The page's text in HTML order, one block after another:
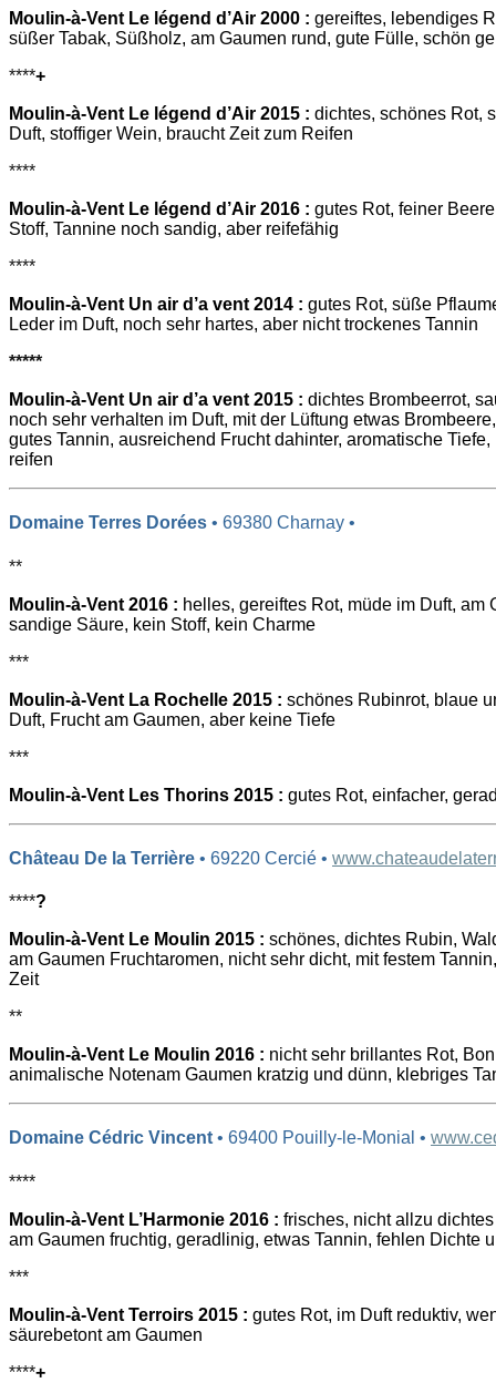
Moulin-à-Vent Le légend d’Air 2000 : gereiftes, lebendiges
süßer Tabak, Süßholz, am Gaumen rund, gute Fülle, schön
****+
Moulin-à-Vent Le légend d’Air 2015 : dichtes, schönes Rot,
Duft, stoffiger Wein, braucht Zeit zum Reifen
****
Moulin-à-Vent Le légend d’Air 2016 : gutes Rot, feiner
Stoff, Tannine noch sandig, aber reifefähig
****
Moulin-à-Vent Un air d’a vent 2014 : gutes Rot, süße
Leder im Duft, noch sehr hartes, aber nicht trockenes Tannin
*****
Moulin-à-Vent Un air d’a vent 2015 : dichtes Brombeerrot,
noch sehr verhalten im Duft, mit der Lüftung etwas
gutes Tannin, ausreichend Frucht dahinter, aromatische
reifen
Domaine Terres Dorées • 69380 Charnay •
**
Moulin-à-Vent 2016 : helles, gereiftes Rot, müde im Duft, am
sandige Säure, kein Stoff, kein Charme
***
Moulin-à-Vent La Rochelle 2015 : schönes Rubinrot, blaue
Duft, Frucht am Gaumen, aber keine Tiefe
***
Moulin-à-Vent Les Thorins 2015 : gutes Rot, einfacher,
Château De la Terrière • 69220 Cercié •
****?
Moulin-à-Vent Le Moulin 2015 : schönes, dichtes Rubin,
am Gaumen Fruchtaromen, nicht sehr dicht, mit festem
Zeit
**
Moulin-à-Vent Le Moulin 2016 : nicht sehr brillantes Rot,
animalische Notenam Gaumen kratzig und dünn, klebriges
Domaine Cédric Vincent • 69400 Pouilly-le-Monial •
****
Moulin-à-Vent L’Harmonie 2016 : frisches, nicht allzu
am Gaumen fruchtig, geradlinig, etwas Tannin, fehlen Dichte
***
Moulin-à-Vent Terroirs 2015 : gutes Rot, im Duft reduktiv,
säurebetont am Gaumen
****+